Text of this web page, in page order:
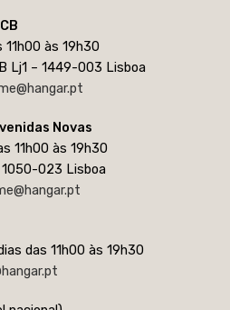
às 19h30
Lj1 – 1449-003 Lisboa
Novas
11h00 às 19h30
023 Lisboa
das 11h00 às 19h30